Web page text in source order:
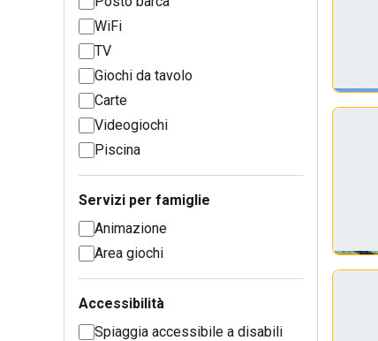
WiFi
TV
Giochi da tavolo
Carte
Videogiochi
Piscina
Servizi per famiglie
Animazione
Area giochi
Accessibilità
Spiaggia accessibile a disabili